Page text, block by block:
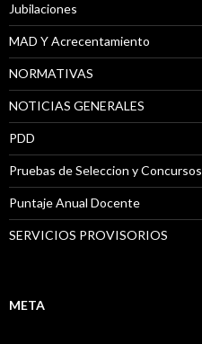
Jubilaciones
MAD Y Acrecentamiento
NORMATIVAS
NOTICIAS GENERALES
PDD
Pruebas de Seleccion y Concursos
Puntaje Anual Docente
SERVICIOS PROVISORIOS
META